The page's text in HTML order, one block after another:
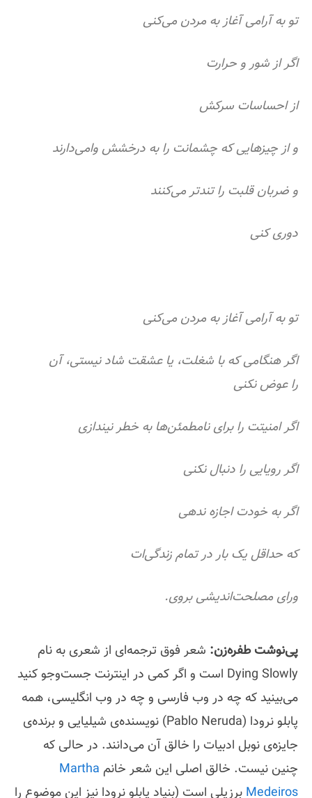
تو به آرامی آغاز به مردن می‌کنی
اگر از شور و حرارت
از احساسات سرکش
و از چیزهایی که چشمانت را به درخشش وامی‌دارند
و ضربان قلبت را تندتر می‌کنند
دوری کنی
تو به آرامی آغاز به مردن می‌کنی
اگر هنگامی که با شغلت،‌ یا عشقت شاد نیستی، آن
را عوض نکنی
اگر امنیتت را برای نامطمئن‌ها به خطر نیندازی
اگر رویایی را دنبال نکنی
اگر به خودت اجازه ندهی
که حداقل یک بار در تمام زندگی‏‌ات
ورای مصلحت‌اندیشی بروی.
پی‌نوشت طفره‌زن: شعر فوق ترجمه‌ای از شعری به نام
Dying Slowly است و اگر کمی در اینترنت جست‌وجو کنید
می‌بینید که چه در وب فارسی و چه در وب انگلیسی، همه
پابلو نرودا (Pablo Neruda) نویسنده‌ی شیلیایی و برنده‌ی
جایزه‌ی نوبل ادبیات را خالق آن می‌دانند. در حالی که
چنین نیست. خالق اصلی این شعر خانم Martha
Medeiros برزیلی است (بنیاد پابلو نرودا نیز این موضوع را